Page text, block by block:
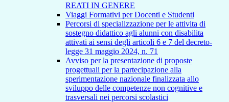
REATI IN GENERE
Viaggi Formativi per Docenti e Studenti
Percorsi di specializzazione per le attivita di
sostegno didattico agli alunni con disabilita
attivati ai sensi degli articoli 6 e 7 del decreto-
legge 31 maggio 2024, n. 71
Avviso per la presentazione di proposte
progettuali per la partecipazione alla
sperimentazione nazionale finalizzata allo
sviluppo delle competenze non cognitive e
trasversali nei percorsi scolastici